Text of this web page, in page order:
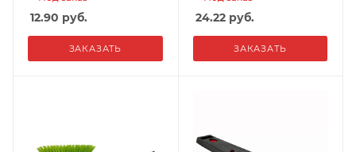
12.90 руб.
ЗАКАЗАТЬ
24.22руб.
ЗАКАЗАТЬ